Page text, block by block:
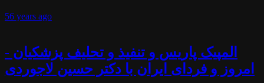
56 years ago
المپیک پاریس و تنفیذ و تحلیف پزشکیان -
امروز و فردای ایران با دکتر حسین لاجوردی